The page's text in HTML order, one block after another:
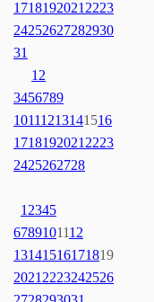
1718192021 2223
24252627282930
31
1 2
3456789
10111213141516
1718192021 2223
2425262728
1 2345
6789101112
13141516171819
2021 2223242526